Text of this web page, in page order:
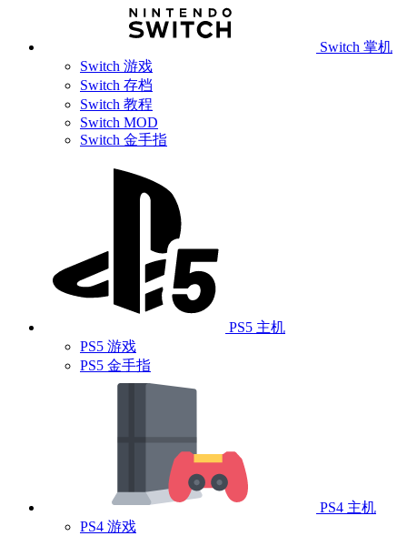
Switch 掌机
Switch 游戏
Switch 存档
Switch 教程
Switch MOD
Switch 金手指
PS5 主机
PS5 游戏
PS5 金手指
PS4 主机
PS4 游戏